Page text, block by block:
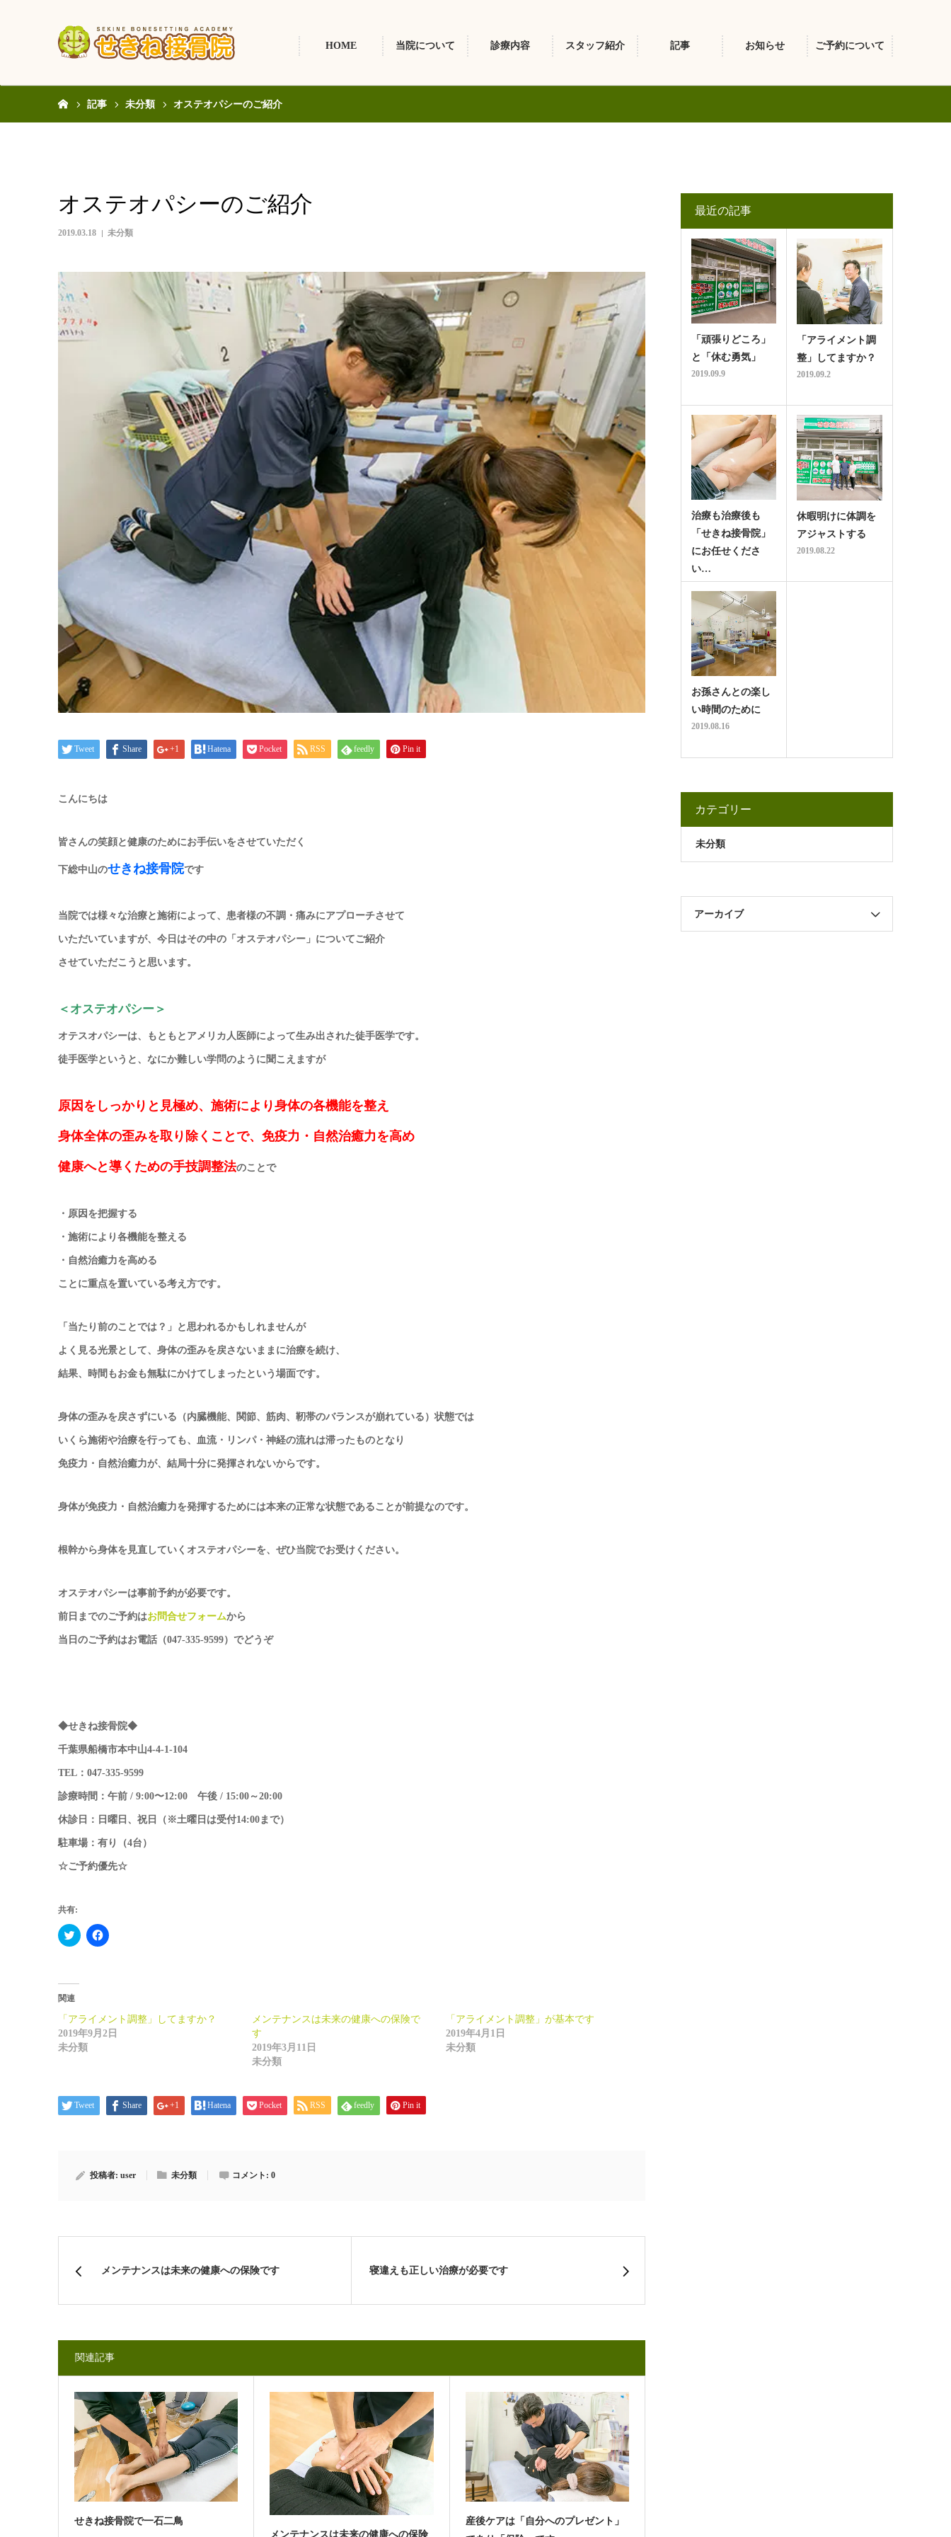
HOME 当院について 診療内容 スタッフ紹介 記事 お知らせ ご予約について
記事 未分類 オステオパシーのご紹介
オステオパシーのご紹介
2019.03.18 未分類
Tweet Share +1 Hatena Pocket RSS feedly Pin it
こんにちは
皆さんの笑顔と健康のためにお手伝いをさせていただく
下総中山のせきね接骨院です
当院では様々な治療と施術によって、患者様の不調・痛みにアプローチさせて
いただいていますが、今日はその中の「オステオパシー」についてご紹介
させていただこうと思います。
＜オステオパシー＞
オテスオパシーは、もともとアメリカ人医師によって生み出された徒手医学です。
徒手医学というと、なにか難しい学問のように聞こえますが
原因をしっかりと見極め、施術により身体の各機能を整え
身体全体の歪みを取り除くことで、免疫力・自然治癒力を高め
健康へと導くための手技調整法のことで
・原因を把握する
・施術により各機能を整える
・自然治癒力を高める
ことに重点を置いている考え方です。
「当たり前のことでは？」と思われるかもしれませんが
よく見る光景として、身体の歪みを戻さないままに治療を続け、
結果、時間もお金も無駄にかけてしまったという場面です。
身体の歪みを戻さずにいる（内臓機能、関節、筋肉、靭帯のバランスが崩れている）状態では
いくら施術や治療を行っても、血流・リンパ・神経の流れは滞ったものとなり
免疫力・自然治癒力が、結局十分に発揮されないからです。
身体が免疫力・自然治癒力を発揮するためには本来の正常な状態であることが前提なのです。
根幹から身体を見直していくオステオパシーを、ぜひ当院でお受けください。
オステオパシーは事前予約が必要です。
前日までのご予約はお問合せフォームから
当日のご予約はお電話（047-335-9599）でどうぞ
◆せきね接骨院◆
千葉県船橋市本中山4-4-1-104
TEL：047-335-9599
診療時間：午前 / 9:00〜12:00 午後 / 15:00～20:00
休診日：日曜日、祝日（※土曜日は受付14:00まで）
駐車場：有り（4台）
☆ご予約優先☆
共有:
Click
to
し
ィ
ン
ド
ウ
で
Facebook
で
リ
ッ
ク
(新
し
い
で
開
関連
「アライメント調整」してますか？
2019年9月2日
未分類
メンテナンスは未来の健康への保険で
す
2019年3月11日
未分類
「アライメント調整」が基本です
2019年4月1日
未分類
Tweet Share +1 Hatena Pocket RSS feedly Pin it
投稿者: user 未分類 コメント: 0
メンテナンスは未来の健康への保険です 寝違えも正しい治療が必要です
関連記事
せきね接骨院で一石二鳥
メンテナンスは未来の健康への保険
産後ケアは「自分へのプレゼント」
最近の記事
「頑張りどころ」
と「休む勇気」
2019.09.9
「アライメント調
整」してますか？
2019.09.2
治療も治療後も
「せきね接骨院」
にお任せくださ
い…
休暇明けに体調を
アジャストする
2019.08.22
お孫さんとの楽し
い時間のために
2019.08.16
カテゴリー
未分類
アーカイブ